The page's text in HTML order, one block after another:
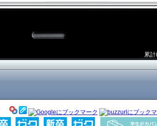
累